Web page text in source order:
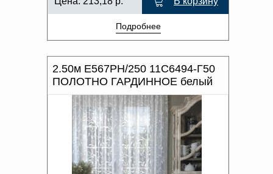
Подробнее
2.50м Е567РН/250 11С6494-Г50
ПОЛОТНО ГАРДИННОЕ белый